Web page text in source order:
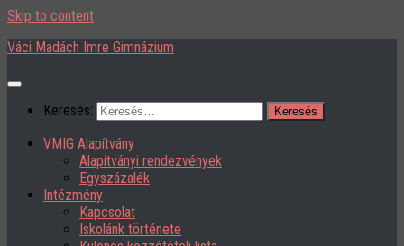
Skip to content
Váci Madách Imre Gimnázium
Keresés:
VMIG Alapítvány
Alapítványi rendezvények
Egyszázalék
Intézmény
Kapcsolat
Iskolánk története